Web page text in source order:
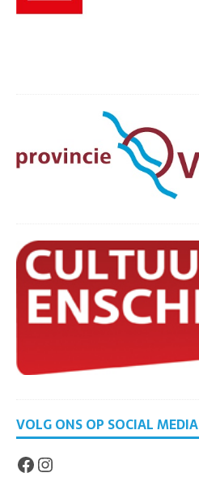
VOLG ONS OP SOCIAL MEDIA